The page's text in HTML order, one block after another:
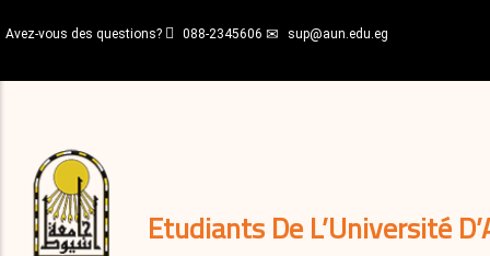
au
principal
Avez-vous des questions? 088-2345606 sup@aun.edu.eg
Etudiants De L’Université
décisions
Expatriés
Journal